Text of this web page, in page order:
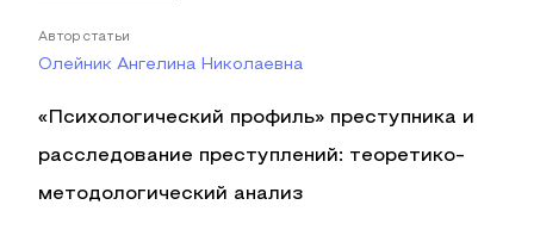
Автор статьи
Олейник Ангелина Николаевна
«Психологический профиль» преступника и
расследование преступлений: теоретико-
методологический анализ